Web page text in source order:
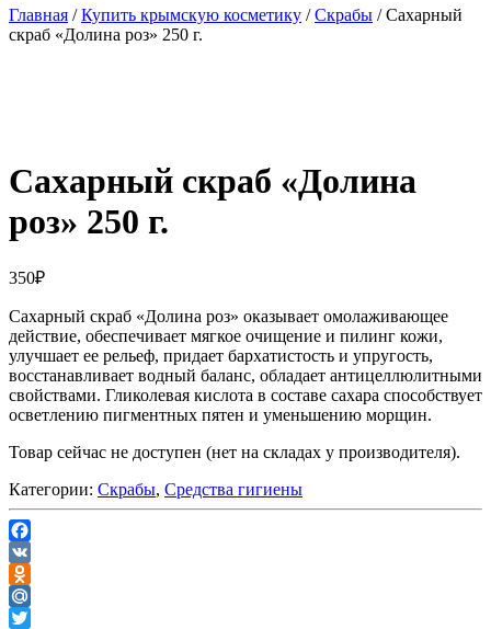
Главная /Купить крымскую косметику /Скрабы / Сахарный
скраб «Долина роз» 250 г.
Сахарный скраб «Долина
роз» 250 г.
350₽
Сахарный скраб «Долина роз» оказывает омолаживающее
действие, обеспечивает мягкое очищение и пилинг кожи,
улучшает ее рельеф, придает бархатистость и упругость,
восстанавливает водный баланс, обладает антицеллюлитными
свойствами. Гликолевая кислота в составе сахара способствует
осветлению пигментных пятен и уменьшению морщин.
Товар сейчас не доступен (нет на складах у производителя).
Категории: Скрабы, Средства гигиены
Facebook
VK
Odnoklassniki
Mail.Ru